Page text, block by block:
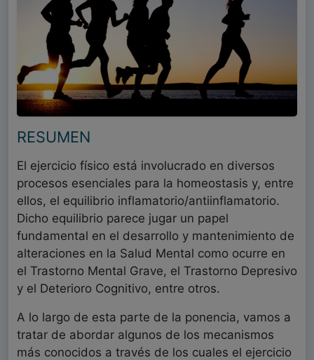
RESUMEN
El ejercicio físico está involucrado en diversos
procesos esenciales para la homeostasis y, entre
ellos, el equilibrio inflamatorio/antiinflamatorio.
Dicho equilibrio parece jugar un papel
fundamental en el desarrollo y mantenimiento de
alteraciones en la Salud Mental como ocurre en
el Trastorno Mental Grave, el Trastorno Depresivo
y el Deterioro Cognitivo, entre otros.
A lo largo de esta parte de la ponencia, vamos a
tratar de abordar algunos de los mecanismos
más conocidos a través de los cuales el ejercicio